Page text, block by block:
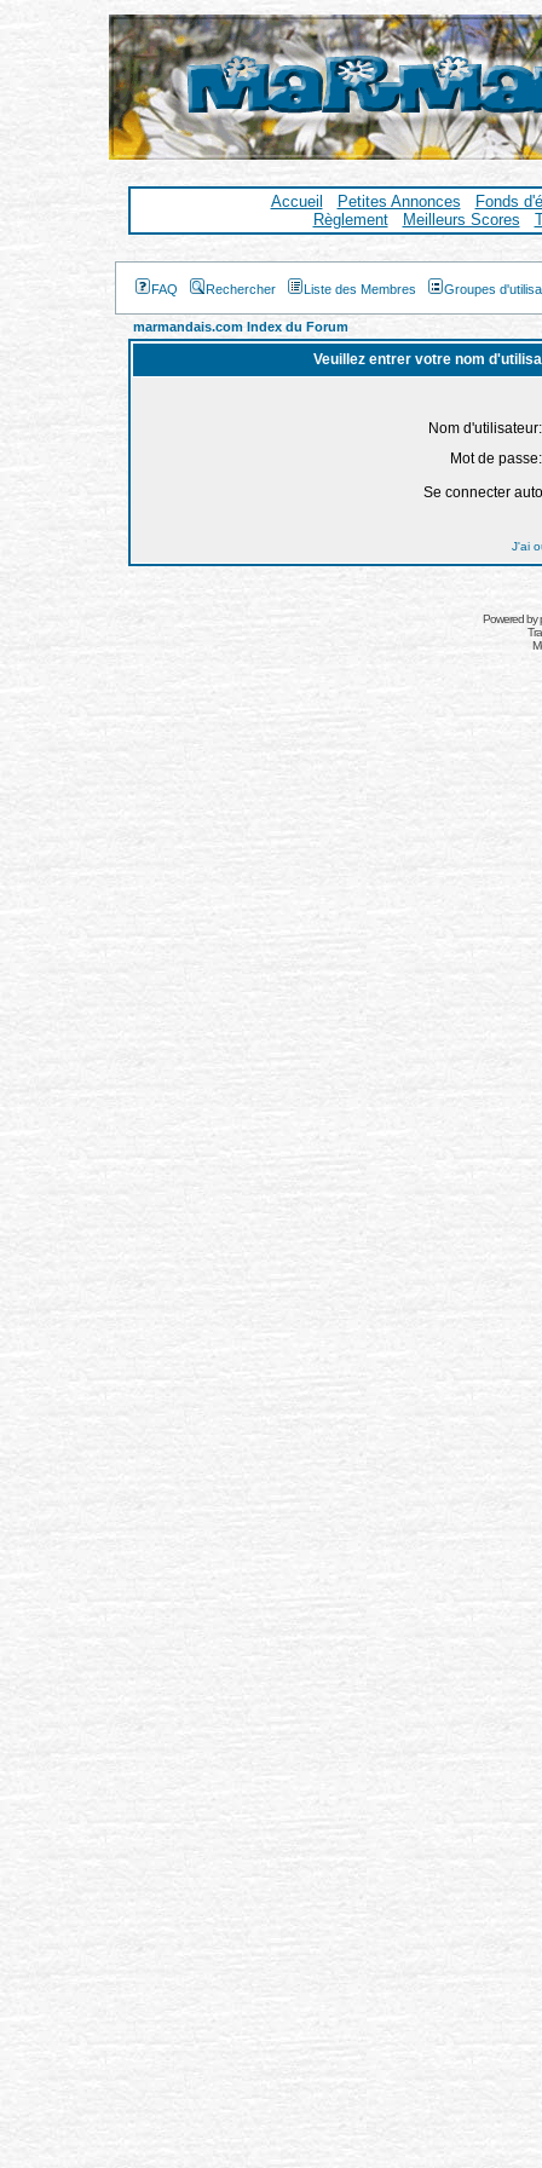
Accueil Petites Annonces
Fonds
Règlement
Meilleurs Scores
FAQ Rechercher Liste des Membres Groupes
marmandais.com Index du Forum
Veuillez entrer votre nom
Nom d'utilisateur:
Mot de passe:
Se connecter
J'ai
Powered by